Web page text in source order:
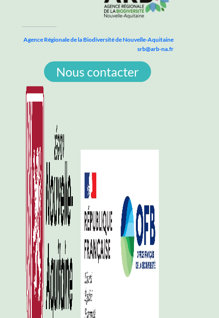
Agence Régionale de la Biodiversité de Nouvelle-Aquitaine
srb@arb-na.fr
Nous contacter